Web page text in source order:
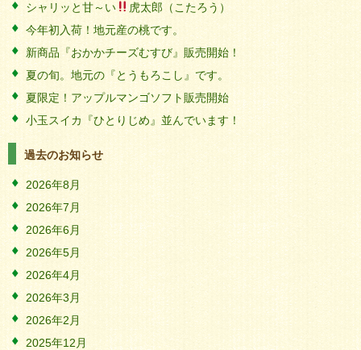
シャリッと甘～い
虎太郎（こたろう）
今年初入荷！地元産の桃です。
新商品『おかかチーズむすび』販売開始！
夏の旬。地元の『とうもろこし』です。
夏限定！アップルマンゴソフト販売開始
小玉スイカ『ひとりじめ』並んでいます！
過去のお知らせ
2026年8月
2026年7月
2026年6月
2026年5月
2026年4月
2026年3月
2026年2月
2025年12月